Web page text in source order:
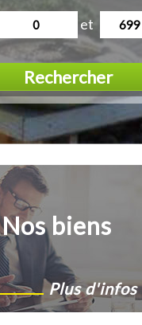
et
Rechercher
Nos biens
Plus d'infos